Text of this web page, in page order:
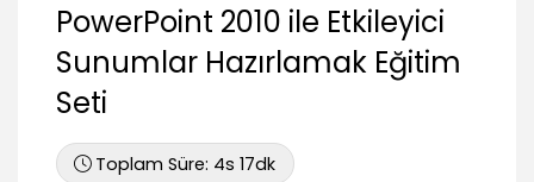
Örnek Çalışma 2
05:05
Tablo Kullanmak
Tablo Ekleme ve Veri Girişi
05:09
PowerPoint 2010 ile Etkileyici
Sunumlar Hazırlamak Eğitim
Seti
Toplam Süre: 4s 17dk